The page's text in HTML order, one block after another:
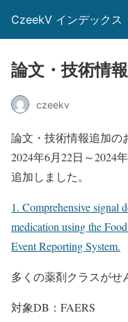
CzeekV インデックス
論文・技術情
czeekv
論文・技術情報追加の
2024年6月22日～2024
追加しました。
1. Comprehensive signal
medication using the
Event Reporting System.
多くの薬剤クラスがせ
対象DB：FAERS